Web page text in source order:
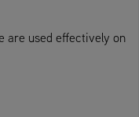
are used effectively on